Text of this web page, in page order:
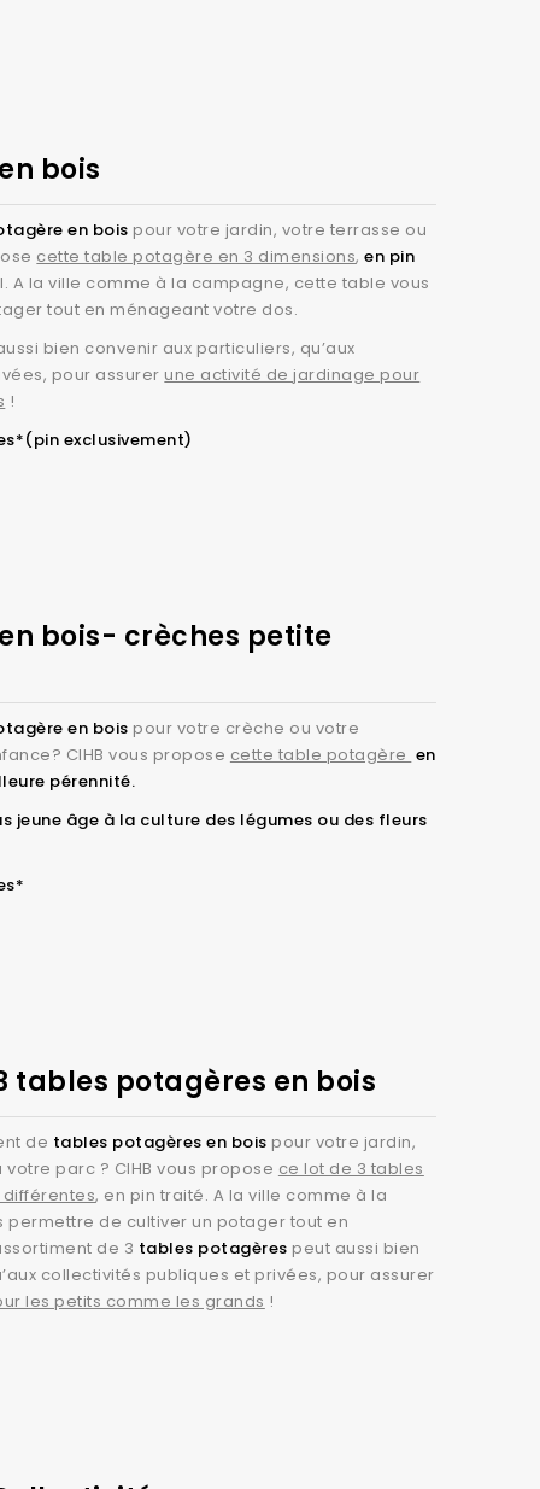
qualité de service et l'implication de nos
un devis, n'hésitez pas à
bois
en bois pour votre jardin, votre terrasse ou
cette table potagère en 3 dimensions,en pin
l. A la ville comme à la campagne, cette table vous
tout en ménageant votre dos.
bien convenir aux particuliers, qu’aux
pour assurer une activité de jardinage pour
!
exclusivement)
bois- crèches petite
en bois pour votre crèche ou votre
CIHB vous propose cette table potagère en
pérennité.
jeune âge à la culture des légumes ou des fleurs
tables potagères en bois
de tables potagères en bois pour votre jardin,
parc ? CIHB vous propose ce lot de 3 tables
, en pin traité. A la ville comme à la
de cultiver un potager tout en
de 3 tables potagères peut aussi bien
collectivités publiques et privées, pour assurer
les petits comme les grands !